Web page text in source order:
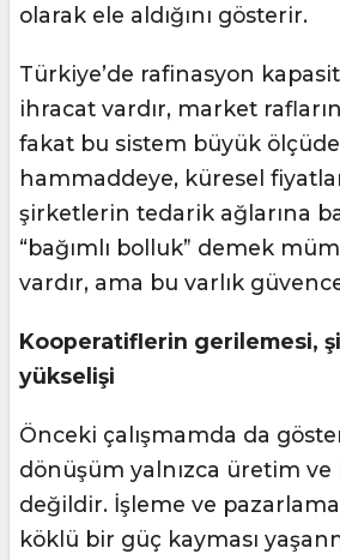
olarak ele aldığını gösterir.
Türkiye’de rafinasyon
ihracat vardır, market
fakat bu sistem büyük
hammaddeye, küresel
şirketlerin tedarik ağlarına
“bağımlı bolluk” demek
vardır, ama bu varlık
Kooperatiflerin gerilemesi,
yükselişi
Önceki çalışmamda da
dönüşüm yalnızca üretim ve
değildir. İşleme ve
köklü bir güç kayması